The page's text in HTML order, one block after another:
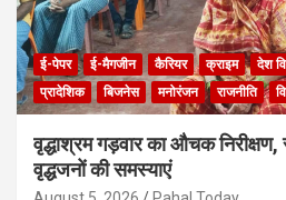
ई-पेपर ई-मैगजीन कैरियर क्राइम देश
प्रादेशिक
बिजनेस मनोरंजन राजनीति
वृद्धाश्रम गड़वार का औचक
वृद्धजनों की समस्याएं